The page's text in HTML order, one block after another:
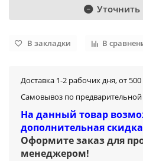
В закладки В
Доставка 1-2 рабочих дня, от
Самовывоз по
На данный товар
дополнительная
Оформите заказ для
менеджером!